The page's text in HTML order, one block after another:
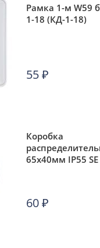
Рамка 1-м W59
1-18 (КД-1-18)
55₽
Коробка
65х40мм IP55
60₽